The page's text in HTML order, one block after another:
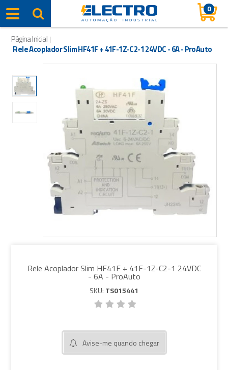
0
Página Inicial |
Rele Acoplador Slim HF41F + 41F-1Z-C2-1 24VDC - 6A - ProAuto
Rele Acoplador Slim HF41F + 41F-1Z-C2-1 24VDC
- 6A - ProAuto
SKU: TS015441
Avise-me quando chegar